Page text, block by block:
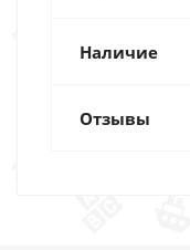
Наличие
Отзывы